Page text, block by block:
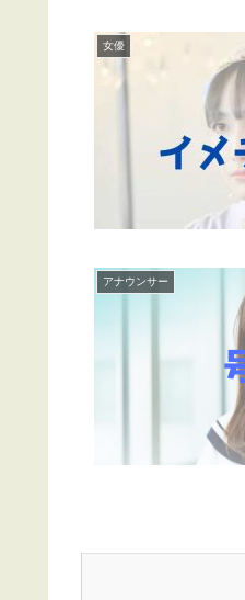
女優
アナウンサー